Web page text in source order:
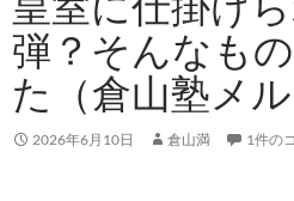
プ
弾？そんなも
た（倉山塾メル
2026年6月10日 倉山満 1件の